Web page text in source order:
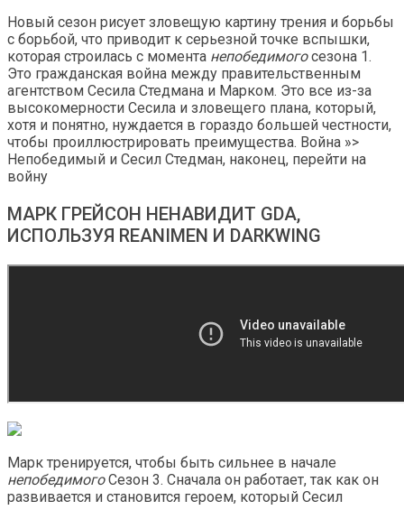
Новый сезон рисует зловещую картину трения и борьбы
с борьбой, что приводит к серьезной точке вспышки,
которая строилась с момента непобедимогосезона 1.
Это гражданская война между правительственным
агентством Сесила Стедмана и Марком. Это все из-за
высокомерности Сесила и зловещего плана, который,
хотя и понятно, нуждается в гораздо большей честности,
чтобы проиллюстрировать преимущества. Война »>
Непобедимый и Сесил Стедман, наконец, перейти на
войну
МАРК ГРЕЙСОН НЕНАВИДИТ GDA,
ИСПОЛЬЗУЯ REANIMEN И DARKWING
Марк тренируется, чтобы быть сильнее в начале
непобедимогоСезон 3. Сначала он работает, так как он
развивается и становится героем, который Сесил